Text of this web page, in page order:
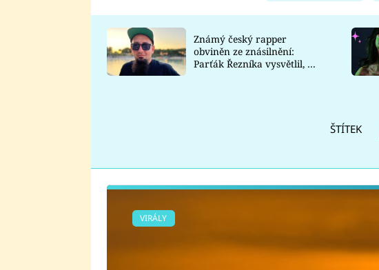
Známý český rapper
obviněn ze znásilnění:
Parťák Řezníka vysvětlil, co
ŠTÍTEK
VIRÁLY